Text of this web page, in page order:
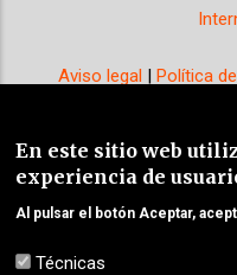
Aviso legal |Política
En este sitio web
experiencia de
Al pulsar el botón Aceptar,
Técnicas